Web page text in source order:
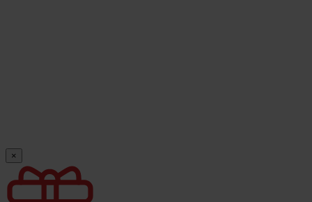
×